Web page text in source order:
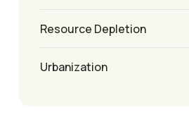
Resource Depletion
Urbanization